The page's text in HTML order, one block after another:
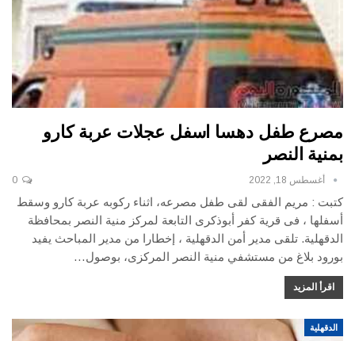
مصرع طفل دهسا اسفل عجلات عربة كارو
بمنية النصر
أغسطس 18, 2022
كتبت : مريم الفقى لقى طفل مصرعه، اثناء ركوبه عربة كارو وسقط
أسفلها ، فى قرية كفر أبوذكرى التابعة لمركز منية النصر بمحافظة
الدقهلية. تلقى مدير أمن الدقهلية ، إخطارا من مدير المباحث يفيد
بورود بلاغ من مستشفي منية النصر المركزى، بوصول…
اقرأ المزيد
الدقهلية